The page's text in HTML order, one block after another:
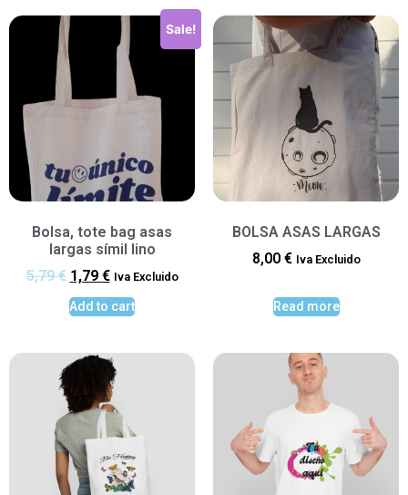
Sale!
Bolsa, tote bag asas
largas símil lino
5,79€ 1,79 € Iva Excluido
Add to cart
BOLSA ASAS LARGAS
8,00 € Iva Excluido
Read more